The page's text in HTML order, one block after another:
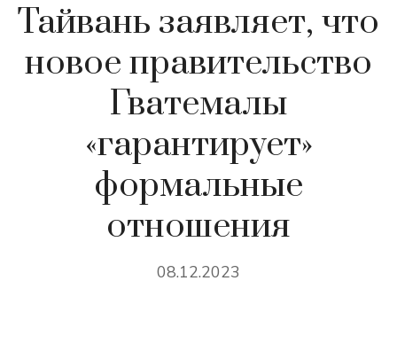
Тайвань заявляет, что
новое правительство
Гватемалы
«гарантирует»
формальные
отношения
08.12.2023